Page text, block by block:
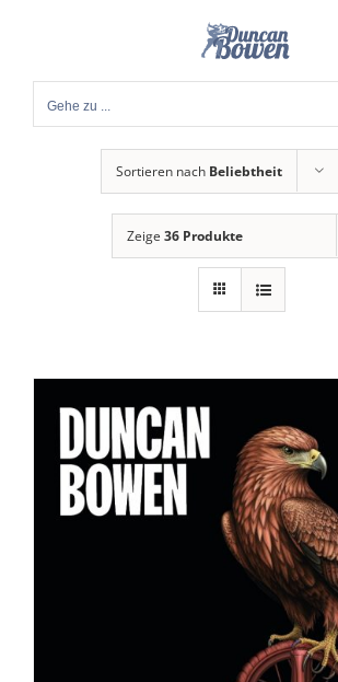
springen
Gehe zu ...
Sortieren nach Beliebtheit
Zeige 36 Produkte